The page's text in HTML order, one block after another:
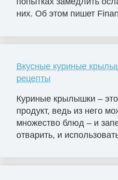
них. Об этом пишет
Вкусные куриные
рецепты
Куриные крылышки –
продукт, ведь из него
множество блюд – и
отварить, и